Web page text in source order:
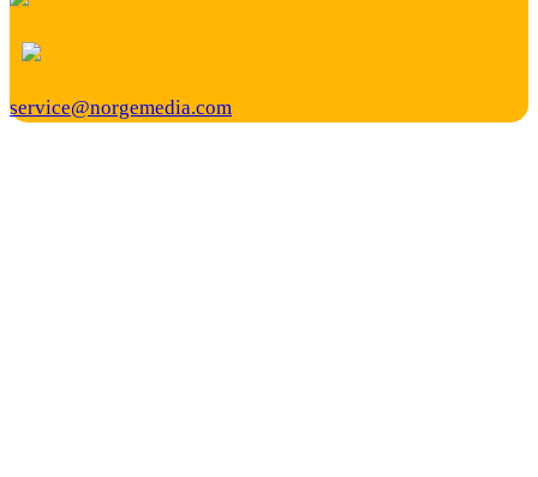
service@norgemedia.com